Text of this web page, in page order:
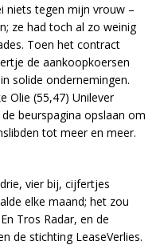
niets tegen mijn vrouw –
ze had toch al zo weinig
Toen het contract
de aankoopkoersen
solide ondernemingen.
Olie (55,47) Unilever
beurspagina opslaan om
tot meer en meer.
vier bij, cijfertjes
elke maand; het zou
Tros Radar, en de
de stichting LeaseVerlies.